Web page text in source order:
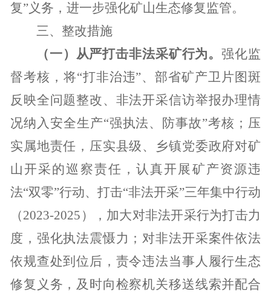
复”义务，进一步强化矿山生态修复监管。
三、整改措施
（一）从严打击非法采矿行为。强化监
督考核，将“打非治违”、部省矿产卫片图斑
反映全问题整改、非法开采信访举报办理情
况纳入安全生产“强执法、防事故”考核；压
实属地责任，压实县级、乡镇党委政府对矿
山开采的巡察责任，认真开展矿产资源违
法“双零”行动、打击“非法开采”三年集中行动
（2023-2025 ），加大对非法开采行为打击力
度，强化执法震慑力；对非法开采案件依法
依规查处到位后，责令违法当事人履行生态
修复义务，及时向检察机关移送线索并配合